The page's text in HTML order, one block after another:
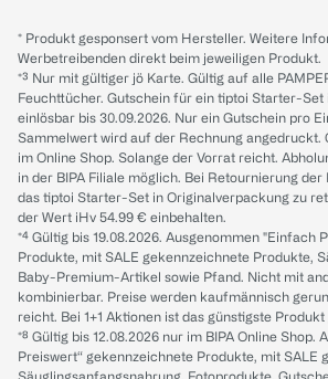
* Produkt gesponsert vom Hersteller. Weitere
Werbetreibenden direkt beim jeweiligen Produkt.
*³ Nur mit gültiger jö Karte. Gültig auf alle
Feuchttücher. Gutschein für ein tiptoi Starter-Set
einlösbar bis 30.09.2026. Nur ein Gutschein pro
Sammelwert wird auf der Rechnung angedruckt.
im Online Shop. Solange der Vorrat reicht.
in der BIPA Filiale möglich. Bei Retournierung
das tiptoi Starter-Set in Originalverpackung zu
der Wert iHv 54.99 € einbehalten.
*⁴ Gültig bis 19.08.2026. Ausgenommen "Einfach
Produkte, mit SALE gekennzeichnete Produkte,
Baby-Premium-Artikel sowie Pfand. Nicht mit
kombinierbar. Preise werden kaufmännisch
reicht. Bei 1+1 Aktionen ist das günstigste Produkt
*⁸ Gültig bis 12.08.2026 nur im BIPA Online Shop.
Preiswert“ gekennzeichnete Produkte, mit SALE
Säuglingsanfangsnahrung, Fotoprodukte,